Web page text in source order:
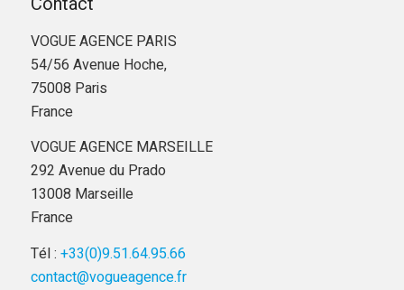
VOGUE AGENCE PARIS
54/56 Avenue Hoche,
75008 Paris
France
VOGUE AGENCE MARSEILLE
292 Avenue du Prado
13008 Marseille
France
Tél : +33(0)9.51.64.95.66
contact@vogueagence.fr